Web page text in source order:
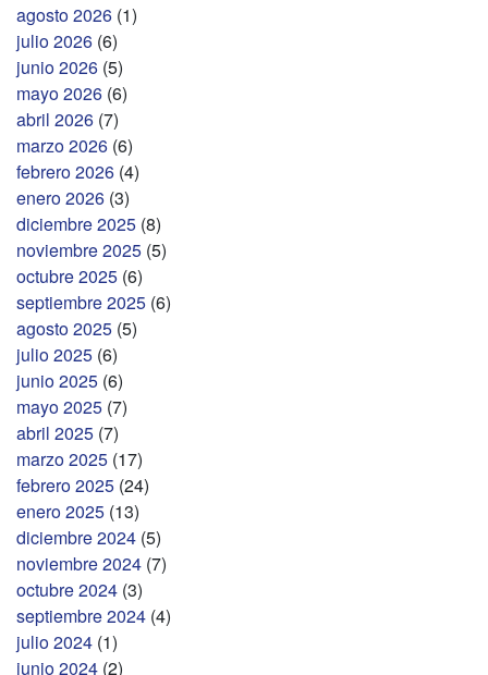
agosto 2026 (1)
julio 2026 (6)
junio 2026 (5)
mayo 2026 (6)
abril 2026 (7)
marzo 2026 (6)
febrero 2026 (4)
enero 2026 (3)
diciembre 2025 (8)
noviembre 2025 (5)
octubre 2025 (6)
septiembre 2025 (6)
agosto 2025 (5)
julio 2025 (6)
junio 2025 (6)
mayo 2025 (7)
abril 2025 (7)
marzo 2025 (17)
febrero 2025 (24)
enero 2025 (13)
diciembre 2024 (5)
noviembre 2024 (7)
octubre 2024 (3)
septiembre 2024 (4)
julio 2024 (1)
junio 2024 (2)